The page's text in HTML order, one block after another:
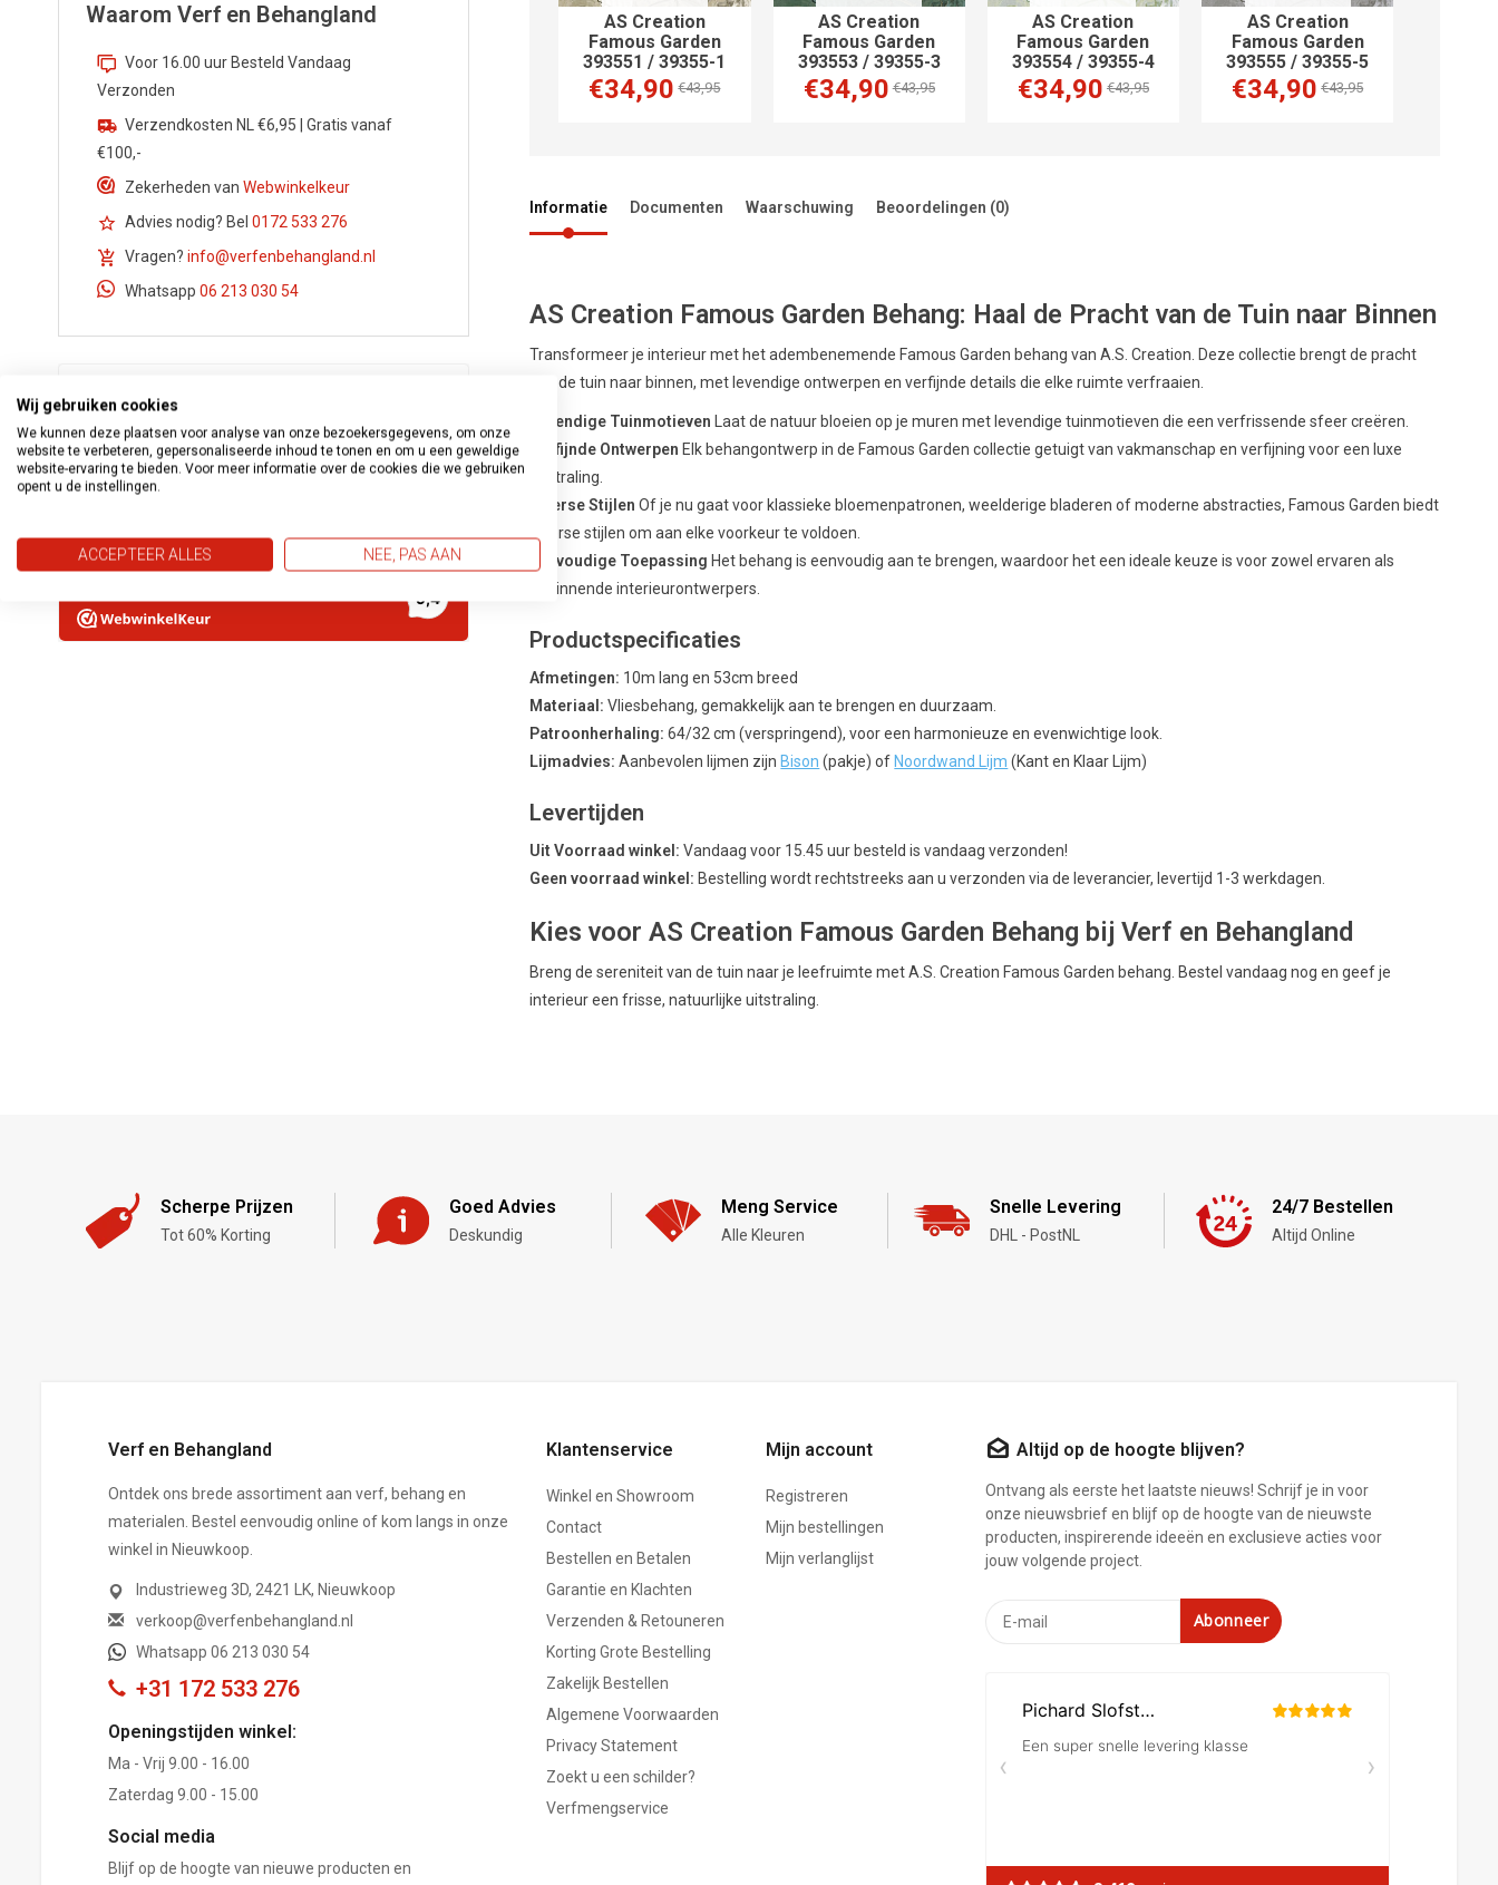
Waarom Verf en Behangland
Voor 16.00 uur Besteld Vandaag
Verzonden
Verzendkosten NL €6,95 | Gratis vanaf
€100,-
Zekerheden van Webwinkelkeur
Advies nodig? Bel 0172 533 276
Vragen? info@verfenbehangland.nl
Whatsapp 06 213 030 54
AS Creation
Famous Garden
393551 / 39355-1
€34,90 €43,95
AS Creation
Famous Garden
393553 / 39355-3
€34,90 €43,95
AS Creation
Famous Garden
393554 / 39355-4
€34,90 €43,95
AS Creation
Famous Garden
393555 / 39355-5
€34,90 €43,95
Informatie Documenten Waarschuwing Beoordelingen (0)
AS Creation Famous Garden Behang: Haal de Pracht van de Tuin naar Binnen
Transformeer je interieur met het adembenemende Famous Garden behang van A.S. Creation. Deze collectie brengt de pracht
van de tuin naar binnen, met levendige ontwerpen en verfijnde details die elke ruimte verfraaien.
Levendige Tuinmotieven Laat de natuur bloeien op je muren met levendige tuinmotieven die een verfrissende sfeer creëren.
Verfijnde Ontwerpen Elk behangontwerp in de Famous Garden collectie getuigt van vakmanschap en verfijning voor een luxe
uitstraling.
Diverse Stijlen Of je nu gaat voor klassieke bloemenpatronen, weelderige bladeren of moderne abstracties, Famous Garden biedt
diverse stijlen om aan elke voorkeur te voldoen.
Eenvoudige Toepassing Het behang is eenvoudig aan te brengen, waardoor het een ideale keuze is voor zowel ervaren als
beginnende interieurontwerpers.
Productspecificaties
Afmetingen: 10m lang en 53cm breed
Materiaal: Vliesbehang, gemakkelijk aan te brengen en duurzaam.
Patroonherhaling: 64/32 cm (verspringend), voor een harmonieuze en evenwichtige look.
Lijmadvies: Aanbevolen lijmen zijn Bison (pakje) of Noordwand Lijm (Kant en Klaar Lijm)
Levertijden
Uit Voorraad winkel: Vandaag voor 15.45 uur besteld is vandaag verzonden!
Geen voorraad winkel: Bestelling wordt rechtstreeks aan u verzonden via de leverancier, levertijd 1-3 werkdagen.
Kies voor AS Creation Famous Garden Behang bij Verf en Behangland
Breng de sereniteit van de tuin naar je leefruimte met A.S. Creation Famous Garden behang. Bestel vandaag nog en geef je
interieur een frisse, natuurlijke uitstraling.
Scherpe Prijzen
Tot 60% Korting
Goed Advies
Deskundig
Meng Service
Alle Kleuren
Snelle Levering
DHL - PostNL
24/7 Bestellen
Altijd Online
Verf en Behangland
Ontdek ons brede assortiment aan verf, behang en
materialen. Bestel eenvoudig online of kom langs in onze
winkel in Nieuwkoop.
Industrieweg 3D, 2421 LK, Nieuwkoop
verkoop@verfenbehangland.nl
Whatsapp 06 213 030 54
+31 172 533 276
Openingstijden winkel:
Ma - Vrij 9.00 - 16.00
Zaterdag 9.00 - 15.00
Social media
Blijf op de hoogte van nieuwe producten en
Klantenservice
Winkel en Showroom
Contact
Bestellen en Betalen
Garantie en Klachten
Verzenden & Retouneren
Korting Grote Bestelling
Zakelijk Bestellen
Algemene Voorwaarden
Privacy Statement
Zoekt u een schilder?
Verfmengservice
Mijn account
Registreren
Mijn bestellingen
Mijn verlanglijst
Altijd op de hoogte blijven?
Ontvang als eerste het laatste nieuws! Schrijf je in voor
onze nieuwsbrief en blijf op de hoogte van de nieuwste
producten, inspirerende ideeën en exclusieve acties voor
jouw volgende project.
Abonneer
Wij gebruiken cookies
We kunnen deze plaatsen voor analyse van onze bezoekersgegevens, om onze
website te verbeteren, gepersonaliseerde inhoud te tonen en om u een geweldige
website-ervaring te bieden. Voor meer informatie over de cookies die we gebruiken
opent u de instellingen.
ACCEPTEER ALLES NEE, PAS AAN